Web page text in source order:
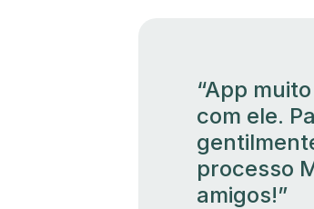
“App
com ele.
processo
amigos!”